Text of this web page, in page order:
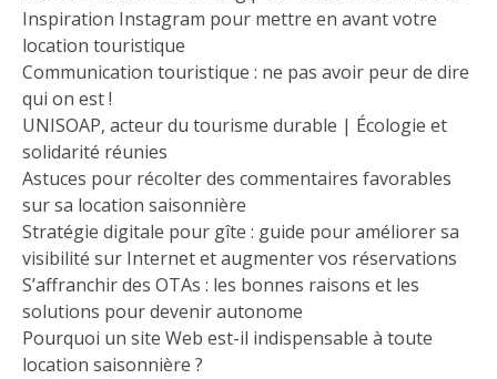
Inspiration Instagram pour mettre en avant votre
location touristique
Communication touristique : ne pas avoir peur de dire
qui on est !
UNISOAP, acteur du tourisme durable | Écologie et
solidarité réunies
Astuces pour récolter des commentaires favorables
sur sa location saisonnière
Stratégie digitale pour gîte : guide pour améliorer sa
visibilité sur Internet et augmenter vos réservations
S’affranchir des OTAs : les bonnes raisons et les
solutions pour devenir autonome
Pourquoi un site Web est-il indispensable à toute
location saisonnière ?